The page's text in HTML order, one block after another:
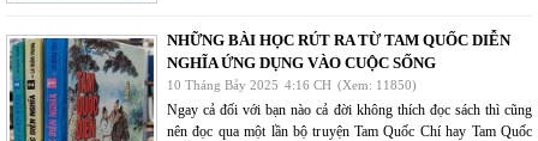
NHỮNG BÀI HỌC RÚT RA TỪ TAM QUỐC DIỄN
NGHĨA ỨNG DỤNG VÀO CUỘC SỐNG
10 Tháng Bảy 2025 4:16 CH (Xem: 11850)
Ngay cả đối với bạn nào cả đời không thích đọc sách thì cũng
nên đọc qua một lần bộ truyện Tam Quốc Chí hay Tam Quốc